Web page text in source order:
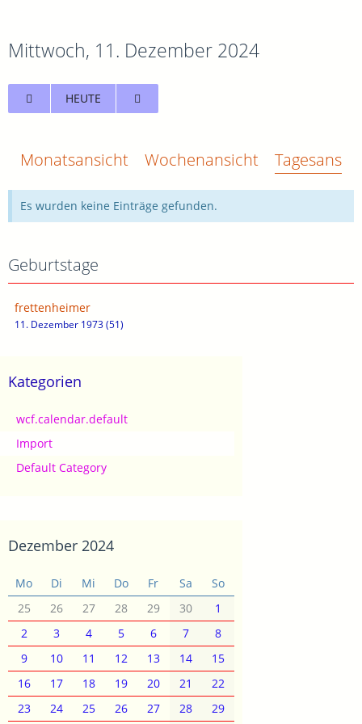
Mittwoch, 11. Dezember 2024
HEUTE
Monatsansicht Wochenansicht
Es wurden keine Einträge gefunden.
Geburtstage
frettenheimer
11. Dezember 1973 (51)
Kategorien
wcf.calendar.default
Import
Default Category
Dezember 2024
Mo Di Mi Do Fr Sa
So
25
26 27 28 29 30
1
2
3 4 5 6 7
8
9
10 11 12 13 14
15
16
17 18 19 20 21
22
23
24 25 26 27 28 29